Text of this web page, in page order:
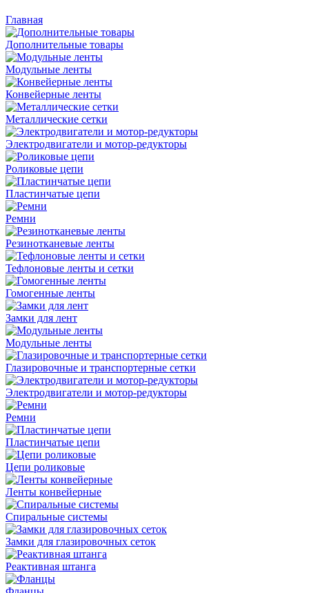
Главная
Дополнительные товары
Модульные ленты
Конвейерные ленты
Металлические сетки
Электродвигатели и мотор-редукторы
Роликовые цепи
Пластинчатые цепи
Ремни
Резинотканевые ленты
Тефлоновые ленты и сетки
Гомогенные ленты
Замки для лент
Модульные ленты
Глазировочные и транспортерные сетки
Электродвигатели и мотор-редукторы
Ремни
Пластинчатые цепи
Цепи роликовые
Ленты конвейерные
Спиральные системы
Замки для глазировочных сеток
Реактивная штанга